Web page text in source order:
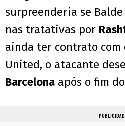
surpreenderia se
nas tratativas por
ainda ter contrato com
United, o atacante
Barcelona após o fim